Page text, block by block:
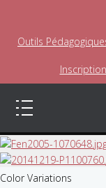
Outils
Color Variations